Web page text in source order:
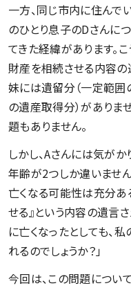
一方、同じ市内に住んで
のひとり息子のDさんに
てきた経緯があります。
財産を相続させる内容の
妹には遺留分（一定範
の遺産取得分）がありま
題もありません。
しかし、Aさんには気がか
年齢が2つしか違いませ
亡くなる可能性は充分あ
せる』という内容の遺言
に亡くなったとしても、
れるのでしょうか？」
今回は、この問題につい